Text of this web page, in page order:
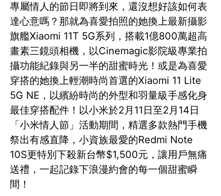
專屬情人的節日即將到來，還沒想好該如何表
達心意嗎？那就為喜愛拍照的她換上最新攝影
旗艦Xiaomi 11T 5G系列，搭載1億800萬超高
畫素三鏡頭相機，以Cinemagic影院級專業拍
攝功能紀錄與另一半的甜蜜時光！或是為喜愛
穿搭的她換上輕潮時尚首選的Xiaomi 11 Lite
5G NE，以繽紛時尚的外型和羽量級手感化身
最佳穿搭配件！以小米於2月11日至2月14日
「小米情人節」活動期間，精選多款熱門手機
祭出有感直降，小資族最愛的Redmi Note
10S更特別下殺新台幣$1,500元，讓用戶無痛
送禮，一起記錄下浪漫約會的每一個甜蜜瞬
間！